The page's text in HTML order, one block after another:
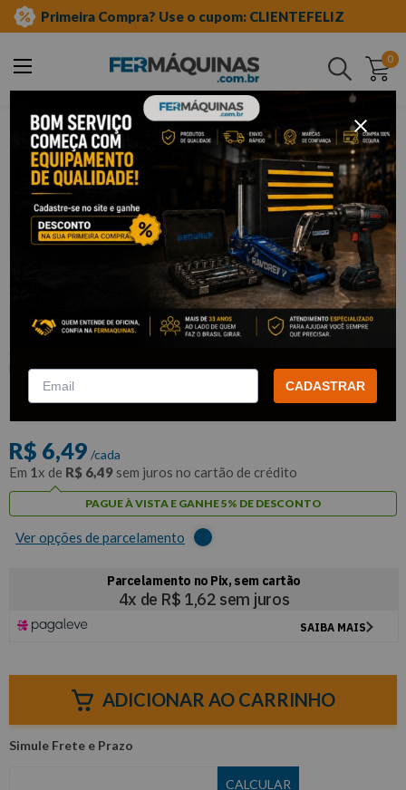
Primeira Compra? Use o cupom: CLIENTEFELIZ
0
Buscar
ferramentas manuais
chave de fenda e phillips
Chave de Fenda 3/16" x 4" - CORNETA
CORNETA
Por:R$6,17/cada
R$ 6,49 /cada
Em 1x de R$ 6,49 sem juros no cartão de crédito
PAGUE À VISTA E GANHE 5% DE DESCONTO
Ver opções de parcelamento
ADICIONAR AO CARRINHO
CADASTRAR